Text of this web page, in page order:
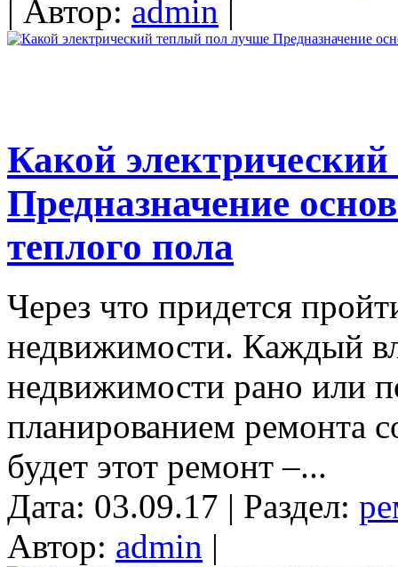
| Автор: admin |
Какой
Предназначение
теплого пола
Через что придется
недвижимости. Каждый
недвижимости рано или
планированием ремонта
будет этот ремонт –...
Дата: 03.09.17 | Раздел:
Автор: admin |